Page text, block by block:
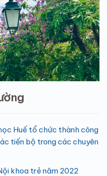
Huế tổ chức thành công
tiến bộ trong các chuyên
khoa trẻ năm 2022